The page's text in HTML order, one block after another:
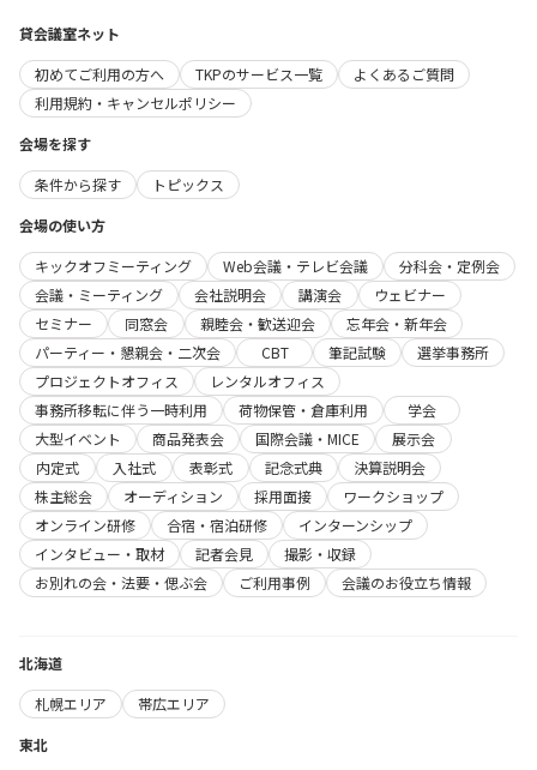
貸会議室ネット
初めてご利用の方へ
TKPのサービス一覧
よくあるご質問
利用規約・キャンセルポリシー
会場を探す
条件から探す
トピックス
会場の使い方
キックオフミーティング
Web会議・テレビ会議
分科会・定例会
会議・ミーティング
会社説明会 講演会
ウェビナー
セミナー
同窓会 親睦会・歓送迎会
忘年会・新年会
パーティー・懇親会・二次会
CBT 筆記試験
選挙事務所
プロジェクトオフィス
レンタルオフィス
事務所移転に伴う一時利用
荷物保管・倉庫利用
学会
大型イベント
商品発表会 国際会議・MICE
展示会
内定式
入社式 表彰式 記念式典
決算説明会
株主総会
オーディション 採用面接
ワークショップ
オンライン研修
合宿・宿泊研修
インターンシップ
インタビュー・取材
記者会見
撮影・収録
お別れの会・法要・偲ぶ会
ご利用事例 会議のお役立ち情報
北海道
札幌エリア
帯広エリア
東北